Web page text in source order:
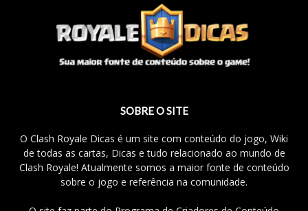
SOBRE O SITE
O Clash Royale Dicas é um site com conteúdo do jogo, Wiki
de todas as cartas, Dicas e tudo relacionado ao mundo de
Clash Royale! Atualmente somos a maior fonte de conteúdo
sobre o jogo e referência na comunidade.